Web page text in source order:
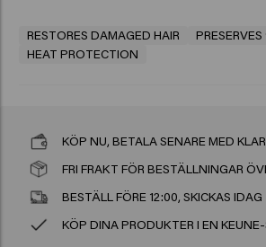
RESTORES DAMAGED HAIR
HEAT PROTECTION
KÖP NU, BETALA SENARE MED
FRI FRAKT FÖR BESTÄLLNINGAR
BESTÄLL FÖRE 12:00, SKICKAS IDAG
KÖP DINA PRODUKTER I EN